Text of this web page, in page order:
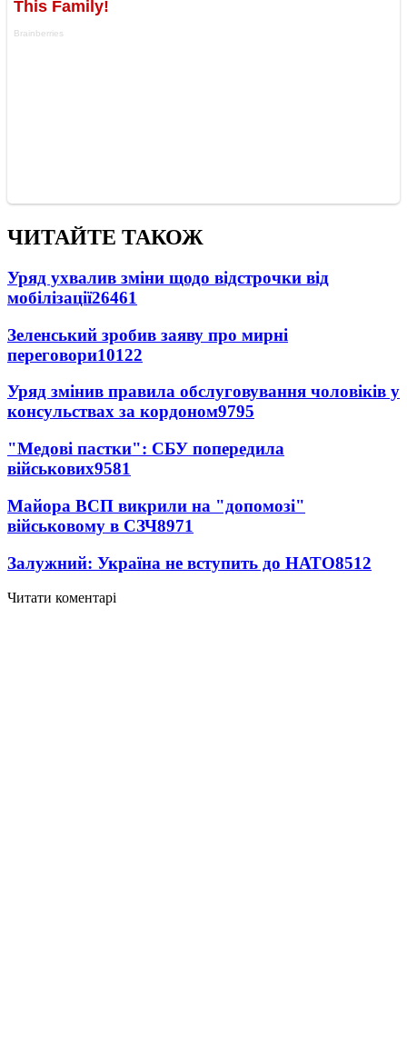
ЧИТАЙТЕ ТАКОЖ
Уряд ухвалив зміни щодо відстрочки від
мобілізації26461
Зеленський зробив заяву про мирні
переговори10122
Уряд змінив правила обслуговування чоловіків у
консульствах за кордоном9795
"Медові пастки": СБУ попередила
військових9581
Майора ВСП викрили на "допомозі"
військовому в СЗЧ8971
Залужний: Україна не вступить до НАТО8512
Читати коментарі